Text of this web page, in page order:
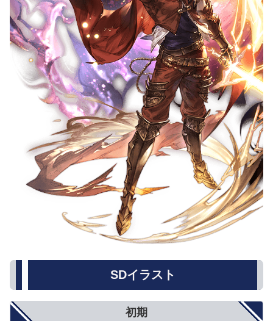
SDイラスト
初期